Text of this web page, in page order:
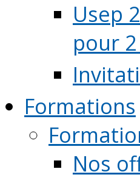
Usep
pour 2
Formations
Nos